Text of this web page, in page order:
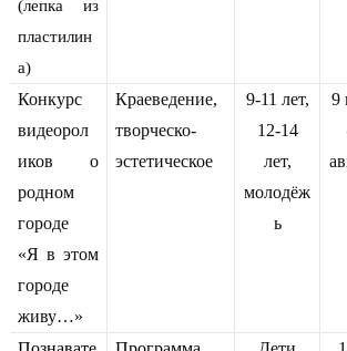
(лепка из
пластилин
а)
Конкурс
видеорол
иков о
родном
городе
«Я в этом
городе
живу…»
Краеведение,
творческо-
эстетическое
9-11 лет,
12-14
лет,
молодёж
ь
9